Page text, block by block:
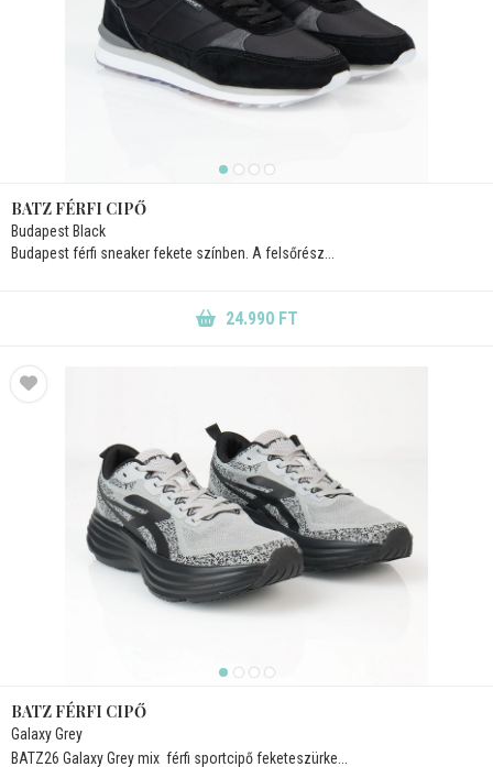
BATZ FÉRFI CIPŐ
Budapest Black
Budapest férfi sneaker fekete színben. A felsőrész...
24.990 FT
BATZ FÉRFI CIPŐ
Galaxy Grey
BATZ26 Galaxy Grey mix  férfi sportcipő feketeszürke...